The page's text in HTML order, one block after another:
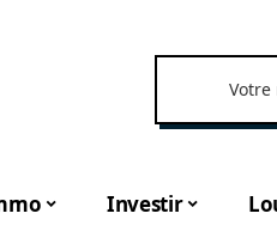
Investir